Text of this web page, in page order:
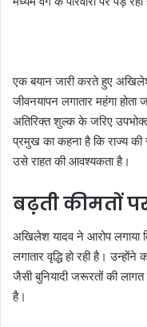
एक बयान जारी करते हुए
जीवनयापन लगातार महंगा होता
अतिरिक्त शुल्क के जरिए
प्रमुख का कहना है कि राज्य
उसे राहत की आवश्यकता है।
बढ़ती कीमतों
अखिलेश यादव ने आरोप
लगातार वृद्धि हो रही है।
जैसी बुनियादी जरूरतों की
है।